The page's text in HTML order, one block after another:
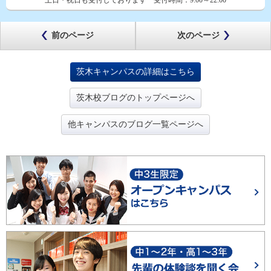
前のページ 次のページ
茨木キャンパスの詳細はこちら
茨木校ブログのトップページへ
他キャンパスのブログ一覧ページへ